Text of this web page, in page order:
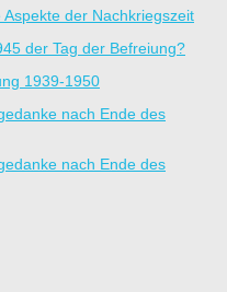
der Nachkriegszeit
der Tag der Befreiung?
1939-1950
nach Ende des
nach Ende des